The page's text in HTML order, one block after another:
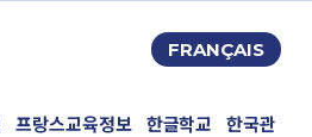
FRANÇAIS
프랑스교육정보 한글학교 한국관